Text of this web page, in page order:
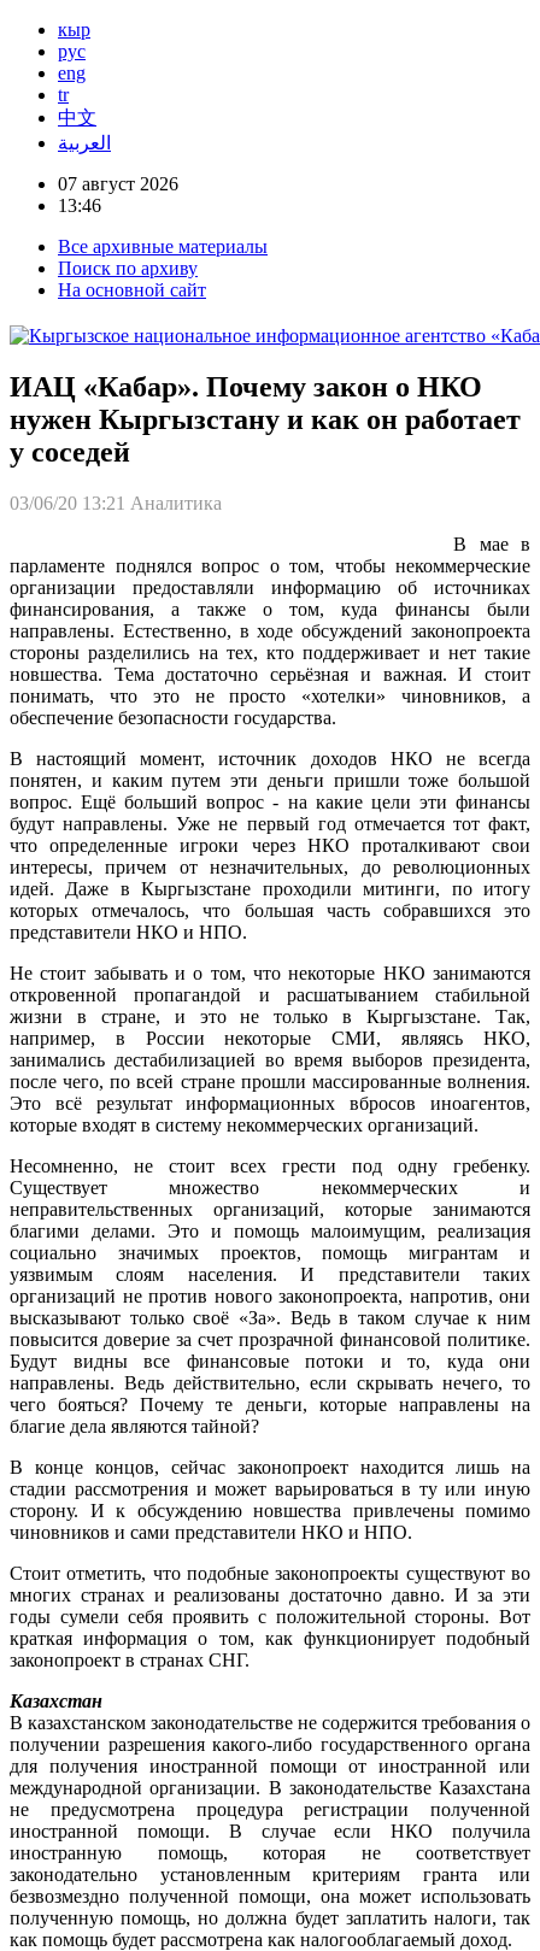
кыр
рус
eng
tr
中文
العربية
07 август 2026
13:46
Все архивные материалы
Поиск по архиву
На основной сайт
ИАЦ «Кабар». Почему закон о НКО
нужен Кыргызстану и как он работает
у соседей
03/06/20 13:21 Аналитика
В мае в
парламенте поднялся вопрос о том, чтобы некоммерческие
организации предоставляли информацию об источниках
финансирования, а также о том, куда финансы были
направлены. Естественно, в ходе обсуждений законопроекта
стороны разделились на тех, кто поддерживает и нет такие
новшества. Тема достаточно серьёзная и важная. И стоит
понимать, что это не просто «хотелки» чиновников, а
обеспечение безопасности государства.
В настоящий момент, источник доходов НКО не всегда
понятен, и каким путем эти деньги пришли тоже большой
вопрос. Ещё больший вопрос - на какие цели эти финансы
будут направлены. Уже не первый год отмечается тот факт,
что определенные игроки через НКО проталкивают свои
интересы, причем от незначительных, до революционных
идей. Даже в Кыргызстане проходили митинги, по итогу
которых отмечалось, что большая часть собравшихся это
представители НКО и НПО.
Не стоит забывать и о том, что некоторые НКО занимаются
откровенной пропагандой и расшатыванием стабильной
жизни в стране, и это не только в Кыргызстане. Так,
например, в России некоторые СМИ, являясь НКО,
занимались дестабилизацией во время выборов президента,
после чего, по всей стране прошли массированные волнения.
Это всё результат информационных вбросов иноагентов,
которые входят в систему некоммерческих организаций.
Несомненно, не стоит всех грести под одну гребенку.
Существует множество некоммерческих и
неправительственных организаций, которые занимаются
благими делами. Это и помощь малоимущим, реализация
социально значимых проектов, помощь мигрантам и
уязвимым слоям населения. И представители таких
организаций не против нового законопроекта, напротив, они
высказывают только своё «За». Ведь в таком случае к ним
повысится доверие за счет прозрачной финансовой политике.
Будут видны все финансовые потоки и то, куда они
направлены. Ведь действительно, если скрывать нечего, то
чего бояться? Почему те деньги, которые направлены на
благие дела являются тайной?
В конце концов, сейчас законопроект находится лишь на
стадии рассмотрения и может варьироваться в ту или иную
сторону. И к обсуждению новшества привлечены помимо
чиновников и сами представители НКО и НПО.
Стоит отметить, что подобные законопроекты существуют во
многих странах и реализованы достаточно давно. И за эти
годы сумели себя проявить с положительной стороны. Вот
краткая информация о том, как функционирует подобный
законопроект в странах СНГ.
Казахстан
В казахстанском законодательстве не содержится требования о
получении разрешения какого-либо государственного органа
для получения иностранной помощи от иностранной или
международной организации. В законодательстве Казахстана
не предусмотрена процедура регистрации полученной
иностранной помощи. В случае если НКО получила
иностранную помощь, которая не соответствует
законодательно установленным критериям гранта или
безвозмездно полученной помощи, она может использовать
полученную помощь, но должна будет заплатить налоги, так
как помощь будет рассмотрена как налогооблагаемый доход.